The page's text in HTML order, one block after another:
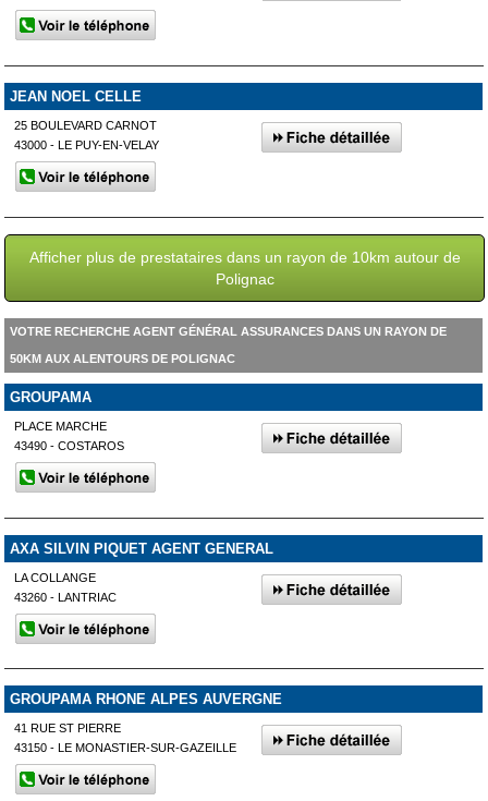
JEAN NOEL CELLE
25 BOULEVARD CARNOT
43000 - LE PUY-EN-VELAY
Afficher plus de prestataires dans un rayon de 10km autour de
Polignac
VOTRE RECHERCHE AGENT GÉNÉRAL ASSURANCES DANS UN RAYON DE
50KM AUX ALENTOURS DE POLIGNAC
GROUPAMA
PLACE MARCHE
43490 - COSTAROS
AXA SILVIN PIQUET AGENT GENERAL
LA COLLANGE
43260 - LANTRIAC
GROUPAMA RHONE ALPES AUVERGNE
41 RUE ST PIERRE
43150 - LE MONASTIER-SUR-GAZEILLE